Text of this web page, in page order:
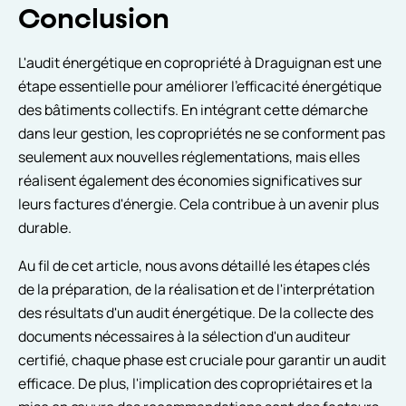
Conclusion
L'audit énergétique en copropriété à Draguignan est une
étape essentielle pour améliorer l'efficacité énergétique
des bâtiments collectifs. En intégrant cette démarche
dans leur gestion, les copropriétés ne se conforment pas
seulement aux nouvelles réglementations, mais elles
réalisent également des économies significatives sur
leurs factures d'énergie. Cela contribue à un avenir plus
durable.
Au fil de cet article, nous avons détaillé les étapes clés
de la préparation, de la réalisation et de l'interprétation
des résultats d'un audit énergétique. De la collecte des
documents nécessaires à la sélection d'un auditeur
certifié, chaque phase est cruciale pour garantir un audit
efficace. De plus, l'implication des copropriétaires et la